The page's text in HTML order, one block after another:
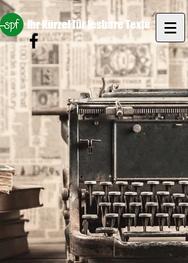
Ihr Kürzel für lesbare Texte